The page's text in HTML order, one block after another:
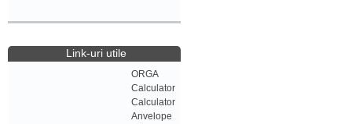
Link-uri utile
ORGA
Calculator
Calculator
Anvelope